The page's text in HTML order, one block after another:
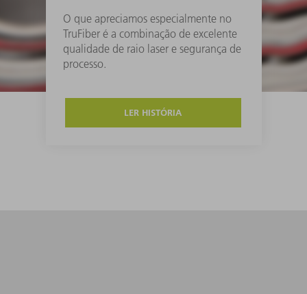
O que apreciamos especialmente no
TruFiber é a combinação de excelente
qualidade de raio laser e segurança de
processo.
LER HISTÓRIA